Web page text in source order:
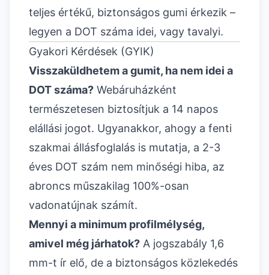
teljes értékű, biztonságos gumi érkezik –
legyen a DOT száma idei, vagy tavalyi.
Gyakori Kérdések (GYIK)
Visszaküldhetem a gumit, ha nem idei a
DOT száma? Webáruházként
természetesen biztosítjuk a 14 napos
elállási jogot. Ugyanakkor, ahogy a fenti
szakmai állásfoglalás is mutatja, a 2-3
éves DOT szám nem minőségi hiba, az
abroncs műszakilag 100%-osan
vadonatújnak számít.
Mennyi a minimum profilmélység,
amivel még járhatok? A jogszabály 1,6
mm-t ír elő, de a biztonságos közlekedés